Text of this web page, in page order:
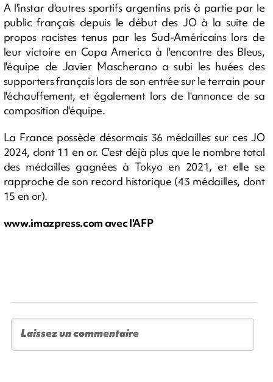
A l'instar d'autres sportifs argentins pris à partie par le
public français depuis le début des JO à la suite de
propos racistes tenus par les Sud-Américains lors de
leur victoire en Copa America à l'encontre des Bleus,
l'équipe de Javier Mascherano a subi les huées des
supporters français lors de son entrée sur le terrain pour
l'échauffement, et également lors de l'annonce de sa
composition d'équipe.
La France possède désormais 36 médailles sur ces JO
2024, dont 11 en or. C'est déjà plus que le nombre total
des médailles gagnées à Tokyo en 2021, et elle se
rapproche de son record historique (43 médailles, dont
15 en or).
www.imazpress.com avec l'AFP